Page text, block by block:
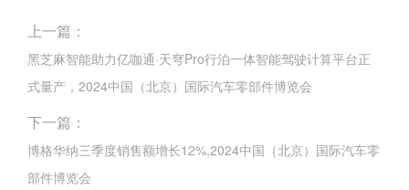
上一篇：
黑芝麻智能助力亿咖通·天穹Pro行泊一体智能驾驶计算平台正
式量产，2024中国（北京）国际汽车零部件博览会
下一篇：
博格华纳三季度销售额增长12%,2024中国（北京）国际汽车零
部件博览会